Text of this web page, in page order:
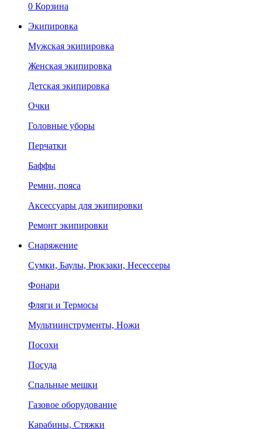
0 Корзина
Экипировка
Мужская экипировка
Женская экипировка
Детская экипировка
Очки
Головные уборы
Перчатки
Баффы
Ремни, пояса
Аксессуары для экипировки
Ремонт экипировки
Снаряжение
Сумки, Баулы, Рюкзаки, Несессеры
Фонари
Фляги и Термосы
Мультиинструменты, Ножи
Посохи
Посуда
Спальные мешки
Газовое оборудование
Карабины, Стяжки